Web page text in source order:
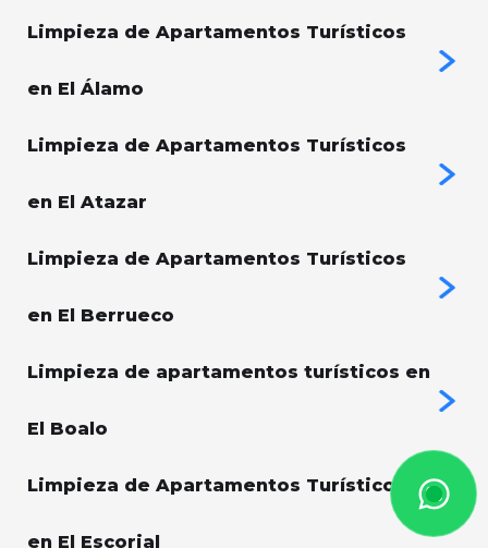
Limpieza de Apartamentos Turísticos
en El Álamo
Limpieza de Apartamentos Turísticos
en El Atazar
Limpieza de Apartamentos Turísticos
en El Berrueco
Limpieza de apartamentos turísticos en
El Boalo
Limpieza de Apartamentos Turísticos
en El Escorial